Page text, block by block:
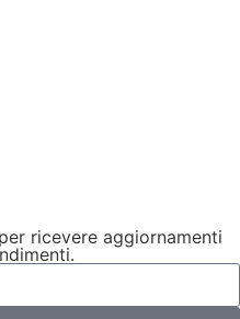
ricevere aggiornamenti